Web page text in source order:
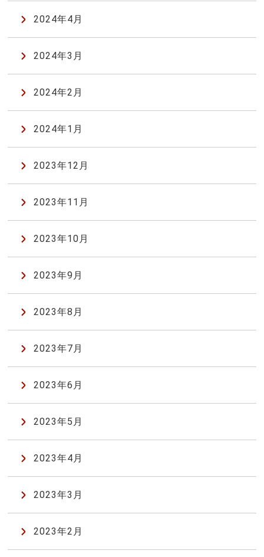
2024年4月
2024年3月
2024年2月
2024年1月
2023年12月
2023年11月
2023年10月
2023年9月
2023年8月
2023年7月
2023年6月
2023年5月
2023年4月
2023年3月
2023年2月